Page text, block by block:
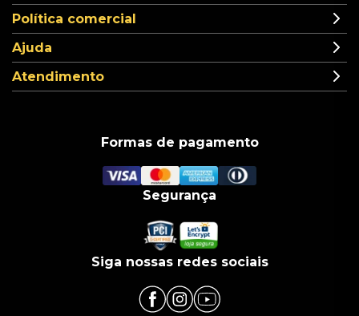
Política comercial
Ajuda
Atendimento
Formas de pagamento
Segurança
Siga nossas redes sociais